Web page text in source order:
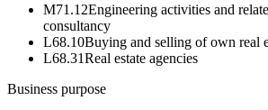
M71.12Engineering activities and
consultancy
L68.10Buying and selling of own real
L68.31Real estate agencies
Business purpose